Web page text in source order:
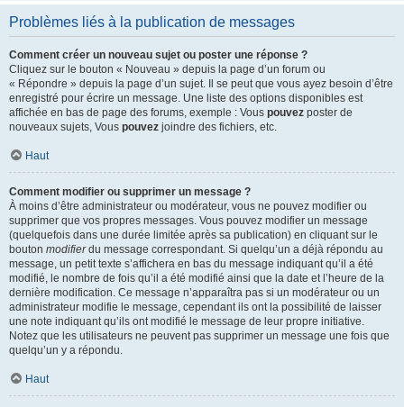
Problèmes liés à la publication de messages
Comment créer un nouveau sujet ou poster une réponse ?
Cliquez sur le bouton « Nouveau » depuis la page d’un forum ou
« Répondre » depuis la page d’un sujet. Il se peut que vous ayez besoin d’être
enregistré pour écrire un message. Une liste des options disponibles est
affichée en bas de page des forums, exemple : Vous pouvez poster de
nouveaux sujets, Vous pouvez joindre des fichiers, etc.
Haut
Comment modifier ou supprimer un message ?
À moins d’être administrateur ou modérateur, vous ne pouvez modifier ou
supprimer que vos propres messages. Vous pouvez modifier un message
(quelquefois dans une durée limitée après sa publication) en cliquant sur le
bouton modifierdu message correspondant. Si quelqu’un a déjà répondu au
message, un petit texte s’affichera en bas du message indiquant qu’il a été
modifié, le nombre de fois qu’il a été modifié ainsi que la date et l’heure de la
dernière modification. Ce message n’apparaîtra pas si un modérateur ou un
administrateur modifie le message, cependant ils ont la possibilité de laisser
une note indiquant qu’ils ont modifié le message de leur propre initiative.
Notez que les utilisateurs ne peuvent pas supprimer un message une fois que
quelqu’un y a répondu.
Haut